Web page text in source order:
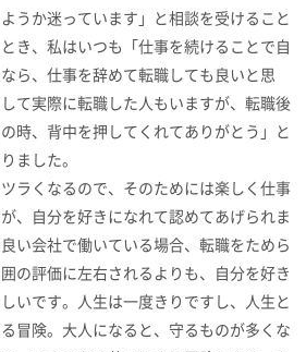
うか迷っています」と相談を受けること
き、私はいつも「仕事を続けることで自
ら、仕事を辞めて転職しても良いと思
て実際に転職した人もいますが、転職後
時、背中を押してくれてありがとう」と
ました。
ラくなるので、そのためには楽しく仕事
、自分を好きになれて認めてあげられま
い会社で働いている場合、転職をためら
の評価に左右されるよりも、自分を好き
いです。人生は一度きりですし、人生と
冒険。大人になると、守るものが多くな